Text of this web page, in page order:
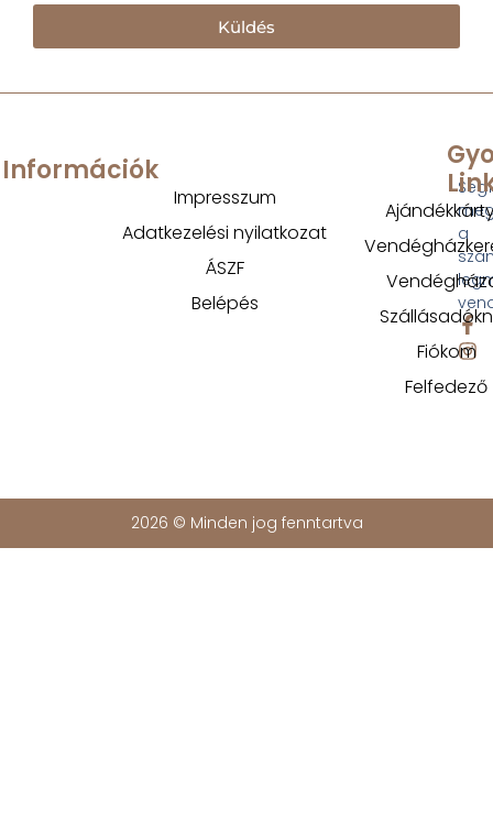
Küldés
a
Fiókom
Felfedező
Információk
Impresszum
Adatkezelési nyilatkozat
ÁSZF
Belépés
2026 © Minden jog fenntartva